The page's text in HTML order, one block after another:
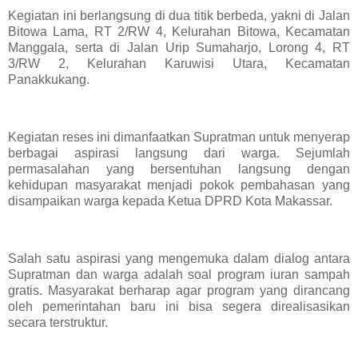
Kegiatan ini berlangsung di dua titik berbeda, yakni di Jalan
Bitowa Lama, RT 2/RW 4, Kelurahan Bitowa, Kecamatan
Manggala, serta di Jalan Urip Sumaharjo, Lorong 4, RT
3/RW 2, Kelurahan Karuwisi Utara, Kecamatan
Panakkukang.
Kegiatan reses ini dimanfaatkan Supratman untuk menyerap
berbagai aspirasi langsung dari warga. Sejumlah
permasalahan yang bersentuhan langsung dengan
kehidupan masyarakat menjadi pokok pembahasan yang
disampaikan warga kepada Ketua DPRD Kota Makassar.
Salah satu aspirasi yang mengemuka dalam dialog antara
Supratman dan warga adalah soal program iuran sampah
gratis. Masyarakat berharap agar program yang dirancang
oleh pemerintahan baru ini bisa segera direalisasikan
secara terstruktur.